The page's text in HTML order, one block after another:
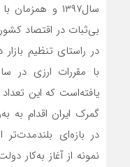
سال‌۱۳۹۷ و
بی‌‌‌‌‌ثبات در اقتصاد
در راستای تنظیم
یافته‌است که این
گمرک ایران اقدام به
نمونه از آغاز به‌کار